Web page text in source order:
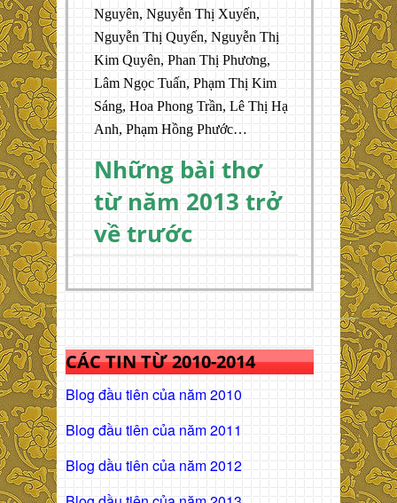
Nguyên, Nguyễn Thị Xuyến,
Nguyễn Thị Quyến, Nguyễn Thị
Kim Quyên, Phan Thị Phương,
Lâm Ngọc Tuấn, Phạm Thị Kim
Sáng, Hoa Phong Trần, Lê Thị Hạ
Anh, Phạm Hồng Phước…
Những bài thơ
từ năm 2013 trở
về trước
CÁC TIN TỪ 2010-2014
Blog đầu tiên của năm 2010
Blog đầu tiên của năm 2011
Blog dầu tiên của năm 2012